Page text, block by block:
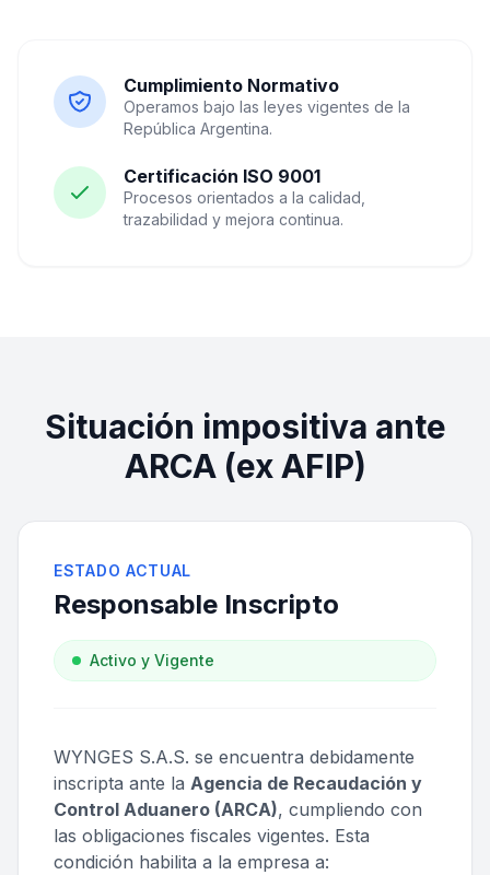
Cumplimiento Normativo
Operamos bajo las leyes vigentes de la
República Argentina.
Certificación ISO 9001
Procesos orientados a la calidad,
trazabilidad y mejora continua.
Situación impositiva ante
ARCA (ex AFIP)
ESTADO ACTUAL
Responsable Inscripto
Activo y Vigente
WYNGES S.A.S. se encuentra debidamente
inscripta ante la Agencia de Recaudación y
Control Aduanero (ARCA), cumpliendo con
las obligaciones fiscales vigentes. Esta
condición habilita a la empresa a: